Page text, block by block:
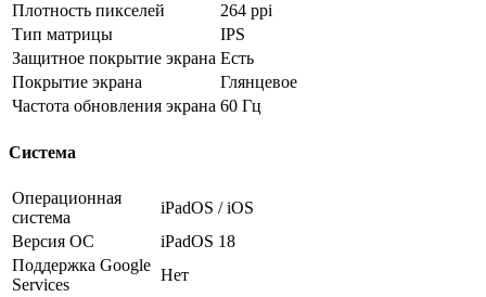
Плотность пикселей
264 ppi
Тип матрицы
IPS
Защитное покрытие экрана Есть
Покрытие экрана
Глянцевое
Частота обновления экрана 60 Гц
Система
Операционная
система
iPadOS / iOS
Версия ОС
iPadOS 18
Поддержка Google
Services
Нет